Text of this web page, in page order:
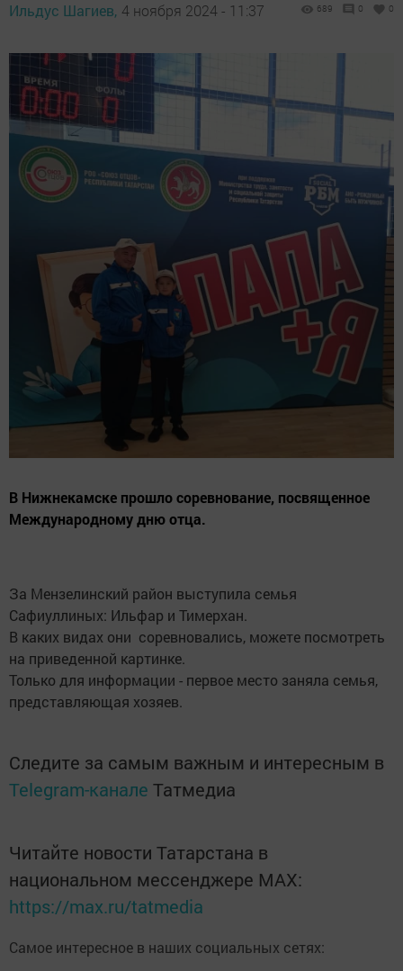
Ильдус Шагиев, 4 ноября 2024 - 11:37 689 0 0
В Нижнекамске прошло соревнование, посвященное
Международному дню отца.
За Мензелинский район выступила семья
Сафиуллиных: Ильфар и Тимерхан.
В каких видах они соревновались, можете посмотреть
на приведенной картинке.
Только для информации - первое место заняла семья,
представляющая хозяев.
Следите за самым важным и интересным в
Telegram-канале Татмедиа
Читайте новости Татарстана в
национальном мессенджере MАХ:
https://max.ru/tatmedia
Самое интересное в наших социальных сетях: